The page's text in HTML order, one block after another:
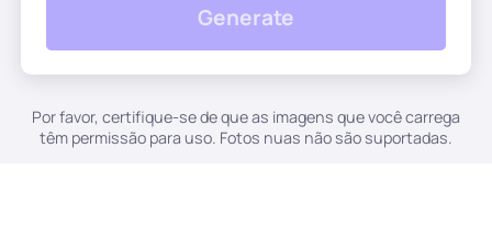
Gerador de fundo de IA
Direitos autorais da imagem
Generate
Por favor, certifique-se de que as imagens que você carrega
têm permissão para uso. Fotos nuas não são suportadas.